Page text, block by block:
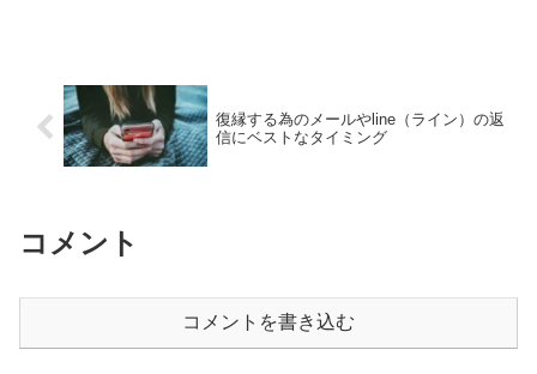
復縁する為のメールやline（ライン）の返
信にベストなタイミング
コメント
コメントを書き込む